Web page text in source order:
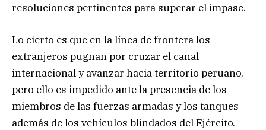
resoluciones pertinentes para superar el impase.
Lo cierto es que en la línea de frontera los
extranjeros pugnan por cruzar el canal
internacional y avanzar hacia territorio peruano,
pero ello es impedido ante la presencia de los
miembros de las fuerzas armadas y los tanques
además de los vehículos blindados del Ejército.